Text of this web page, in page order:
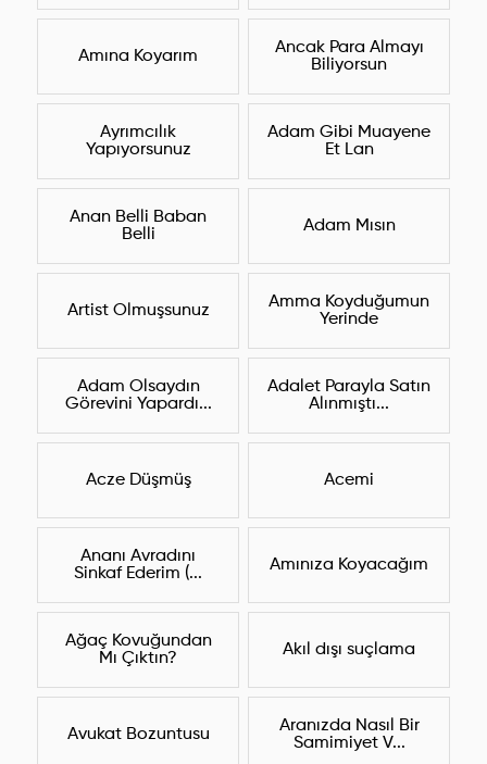
Amına Koyarım
Ancak Para Almayı
Biliyorsun
Ayrımcılık
Yapıyorsunuz
Adam Gibi Muayene
Et Lan
Anan Belli Baban
Belli
Adam Mısın
Artist Olmuşsunuz
Amma Koyduğumun
Yerinde
Adam Olsaydın
Görevini Yapardı...
Adalet Parayla Satın
Alınmıştı...
Acze Düşmüş Acemi
Ananı Avradını
Sinkaf Ederim (...
Amınıza Koyacağım
Ağaç Kovuğundan
Mı Çıktın?
Akıl dışı suçlama
Avukat Bozuntusu
Aranızda Nasıl Bir
Samimiyet V...